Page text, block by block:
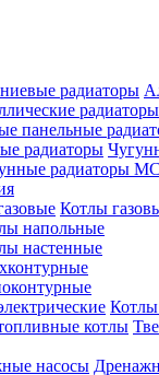
радиаторы
Котлы
напольные
настенные
Котлы